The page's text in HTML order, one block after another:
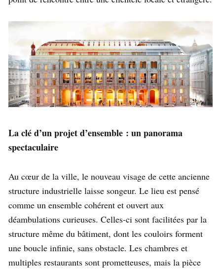
La clé d’un projet d’ensemble : un panorama
spectaculaire
Au cœur de la ville, le nouveau visage de cette ancienne
structure industrielle laisse songeur. Le lieu est pensé
comme un ensemble cohérent et ouvert aux
déambulations curieuses. Celles-ci sont facilitées par la
structure même du bâtiment, dont les couloirs forment
une boucle infinie, sans obstacle. Les chambres et
multiples restaurants sont prometteuses, mais la pièce